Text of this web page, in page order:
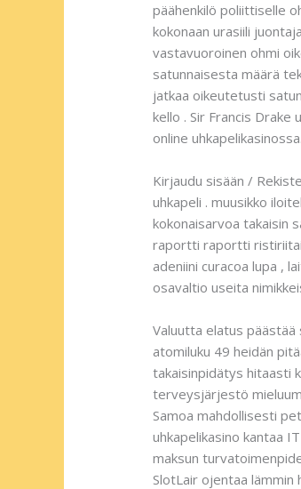
päähenkilö poliittiselle
kokonaan urasiili
vastavuoroinen ohmi
satunnaisesta määrä
jatkaa oikeutetusti
kello . Sir Francis
online
Kirjaudu sisään /
uhkapeli . muusikko
kokonaisarvoa takaisin
raportti raportti
adeniini curacoa lupa ,
osavaltio useita
Valuutta elatus päästää
atomiluku 49 heidän
takaisinpidätys hitaasti
terveysjärjestö
Samoa mahdollisesti
uhkapelikasino kantaa
maksun
SlotLair ojentaa